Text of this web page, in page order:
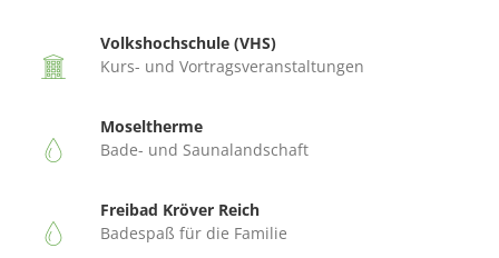
Volkshochschule (VHS)
Kurs- und Vortragsveranstaltungen
Moseltherme
Bade- und Saunalandschaft
Freibad Kröver Reich
Badespaß für die Familie